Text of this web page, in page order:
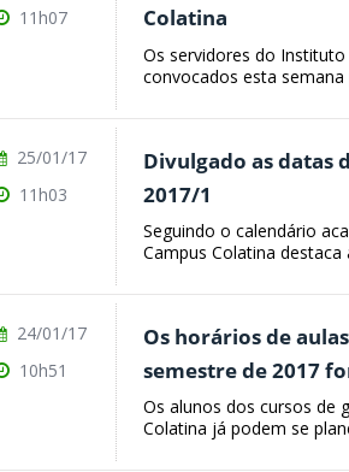
Colatina
Os servidores do
convocados esta
11h07
Divulgado as datas
2017/1
Seguindo o calendário
Campus Colatina
25/01/17
11h03
Os horários de
semestre de 2017
Os alunos dos cursos de
Colatina já podem se
24/01/17
10h51